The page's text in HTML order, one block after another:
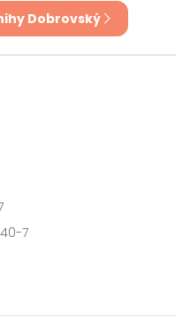
Dobrovský
7